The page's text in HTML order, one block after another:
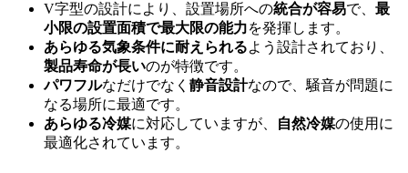
V字型の設計により、設置場所への統合が容易で、 最
小限の設置面積で最大限の能力を発揮します。
あらゆる気象条件に耐えられるよう設計されており、
製品寿命が長いのが特徴です。
パワフルなだけでなく 静音設計なので、騒音が問題に
なる場所に最適です。
あらゆる冷媒に対応していますが、 自然冷媒の使用に
最適化されています。